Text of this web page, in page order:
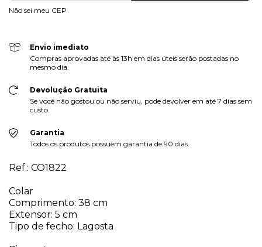
Não sei meu CEP
Envio imediato
Compras aprovadas até às 13h em dias úteis serão postadas no
mesmo dia.
Devolução Gratuita
Se você não gostou ou não serviu, pode devolver em até 7 dias sem
custo.
Garantia
Todos os produtos possuem garantia de 90 dias.
Ref.: CO1822
Colar
Comprimento: 38 cm
Extensor: 5 cm
Tipo de fecho: Lagosta